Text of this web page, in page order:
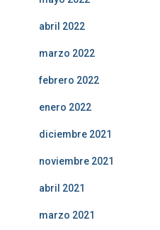
abril 2022
marzo 2022
febrero 2022
enero 2022
diciembre 2021
noviembre 2021
abril 2021
marzo 2021